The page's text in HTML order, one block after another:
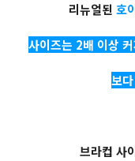
리뉴얼된 호
사이즈는 2배 이상
보
브라컵 사